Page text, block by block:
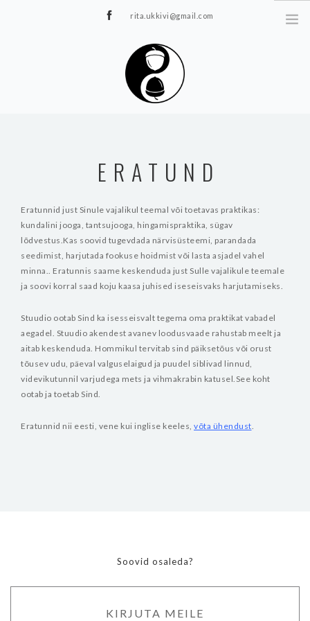
rita.ukkivi@gmail.com
JOOGA/PILATES
ÜRITUSED
TIIMIDELE
GALERII
ERATUND
Eratunnid just Sinule vajalikul teemal või toetavas praktikas:
kundalini jooga, tantsujooga, hingamispraktika, sügav
lõdvestus.Kas soovid tugevdada närvisüsteemi, parandada
seedimist, harjutada fookuse hoidmist või lasta asjadel vahel
minna.. Eratunnis saame keskenduda just Sulle vajalikule teemale
ja soovi korral saad koju kaasa juhised iseseisvaks harjutamiseks.
Stuudio ootab Sind ka isesseisvalt tegema oma praktikat vabadel
aegadel. Stuudio akendest avanev loodusvaade rahustab meelt ja
aitab keskenduda. Hommikul tervitab sind päiksetõus või orust
tõusev udu, päeval valguselaigud ja puudel siblivad linnud,
videvikutunnil varjudega mets ja vihmakrabin katusel.See koht
ootab ja toetab Sind.
Eratunnid nii eesti, vene kui inglise keeles, võta ühendust.
Soovid osaleda?
KIRJUTA MEILE